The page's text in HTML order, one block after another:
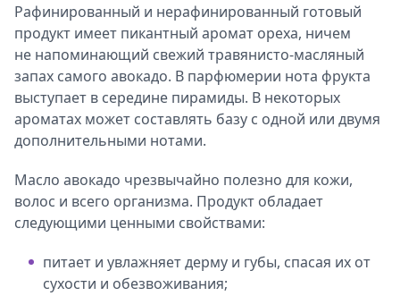
Рафинированный и нерафинированный готовый
продукт имеет пикантный аромат ореха, ничем
не напоминающий свежий травянисто-масляный
запах самого авокадо. В парфюмерии нота фрукта
выступает в середине пирамиды. В некоторых
ароматах может составлять базу с одной или двумя
дополнительными нотами.
Масло авокадо чрезвычайно полезно для кожи,
волос и всего организма. Продукт обладает
следующими ценными свойствами:
питает и увлажняет дерму и губы, спасая их от
сухости и обезвоживания;